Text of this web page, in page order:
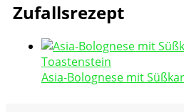
Zufallsrezept
Asia-Bolognese mit